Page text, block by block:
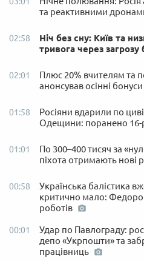
та реактивними
02:58
Ніч без сну: Київ та
тривога через загрозу
02:01
Плюс 20% вчителям та
анонсував осінні
01:58
Росіяни вдарили по
Одещини: поранено 16-
01:01
По 300–400 тисяч за
піхота отримають нові
00:58
Українська балістика
критично мало:
роботів
00:01
Удар по Павлограду:
депо «Укрпошти» та
працівниць